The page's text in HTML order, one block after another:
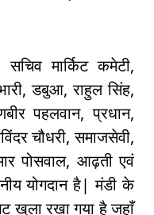
मार्किट कमेटी,
डबुआ, राहुल सिंह,
पहलवान, प्रधान,
चौधरी, समाजसेवी,
पोसवाल, आढ़ती एवं
योगदान है| मंडी के
खुला रखा गया है जहाँ